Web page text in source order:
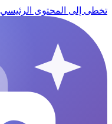
تخطى إلى المحتوى الرئيسي